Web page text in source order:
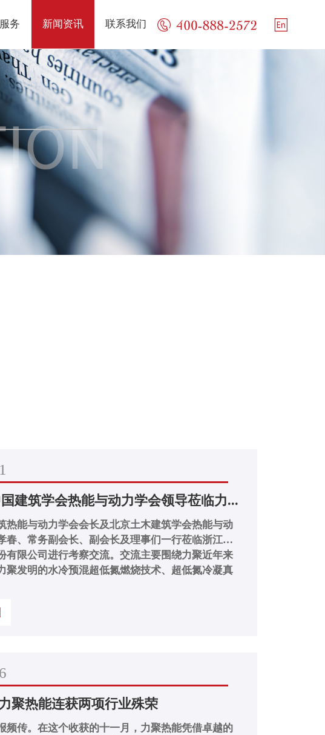
务 新闻资讯 联系我们
建筑学会热能与动力学会领导莅临力...
热能与动力学会会长及北京土木建筑学会热能与动
春、常务副会长、副会长及理事们一行莅临浙江力
有限公司进行考察交流。交流主要围绕力聚近年来
聚发明的水冷预混超低氮燃烧技术、超低氮冷凝真
聚热能连获两项行业殊荣
频传。在这个收获的十一月，力聚热能凭借卓越的